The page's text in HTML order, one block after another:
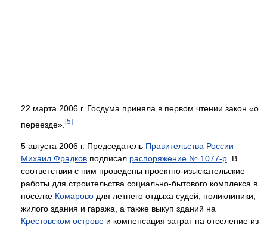
22 марта 2006 г. Госдума приняла в первом чтении закон «о
переезде». [5]
5 августа 2006 г. Председатель Правительства России
Михаил Фрадков подписал распоряжение № 1077-р . В
соответствии с ним проведены проектно-изыскательские
работы для строительства социально-бытового комплекса в
посёлке Комарово для летнего отдыха судей, поликлиники,
жилого здания и гаража, а также выкуп зданий на
Крестовском острове и компенсация затрат на отселение из